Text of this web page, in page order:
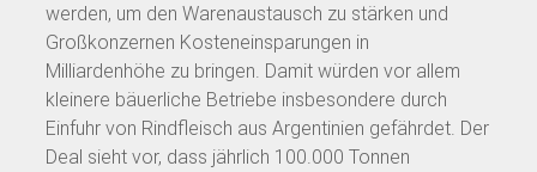
werden, um den Warenaustausch zu stärken und
Großkonzernen Kosteneinsparungen in
Milliardenhöhe zu bringen. Damit würden vor allem
kleinere bäuerliche Betriebe insbesondere durch
Einfuhr von Rindfleisch aus Argentinien gefährdet. Der
Deal sieht vor, dass jährlich 100.000 Tonnen